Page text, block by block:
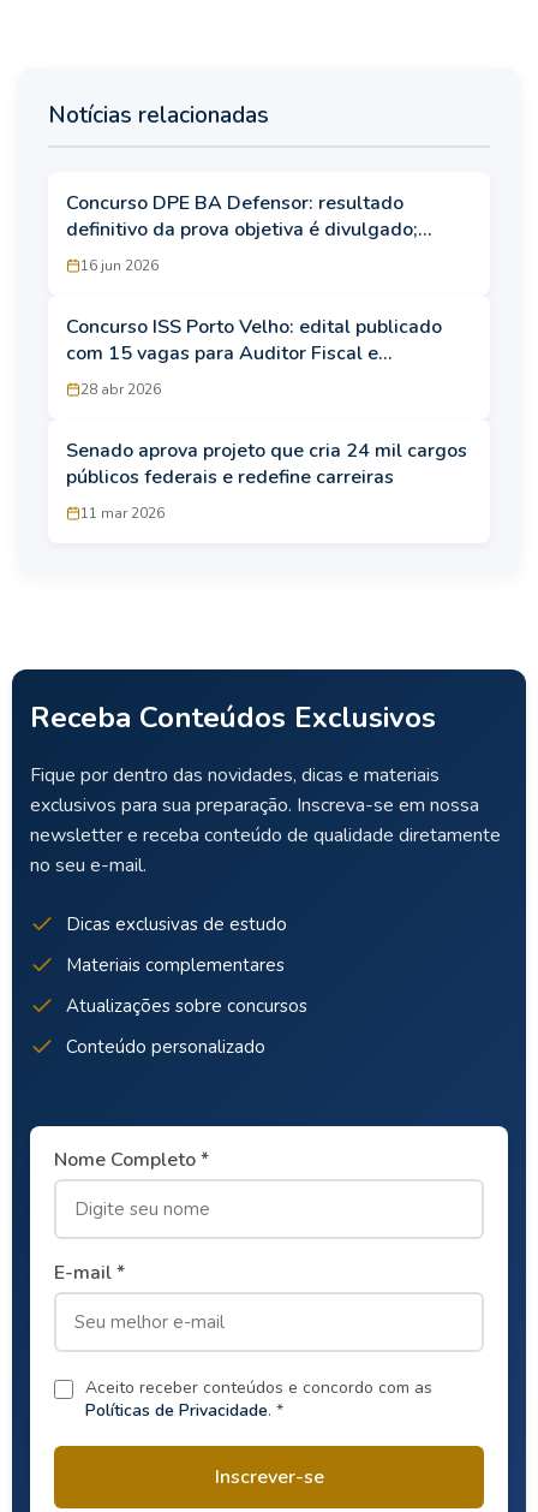
Notícias relacionadas
Concurso DPE BA Defensor: resultado
definitivo da prova objetiva é divulgado;
candidatos são convocados para prova
discursiva
16 jun 2026
Concurso ISS Porto Velho: edital publicado
com 15 vagas para Auditor Fiscal e
Assistente de Arrecadação
28 abr 2026
Senado aprova projeto que cria 24 mil cargos
públicos federais e redefine carreiras
11 mar 2026
Receba Conteúdos Exclusivos
Fique por dentro das novidades, dicas e materiais
exclusivos para sua preparação. Inscreva-se em nossa
newsletter e receba conteúdo de qualidade diretamente
no seu e-mail.
Dicas exclusivas de estudo
Materiais complementares
Atualizações sobre concursos
Conteúdo personalizado
Nome Completo *
E-mail *
Aceito receber conteúdos e concordo com as
Políticas de Privacidade. *
Inscrever-se